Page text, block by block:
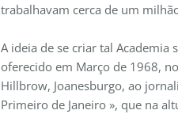
trabalhavam cerca de um
A ideia de se criar tal Academia
oferecido em Março de 1968,
Hillbrow, Joanesburgo, ao
Primeiro de Janeiro », que na